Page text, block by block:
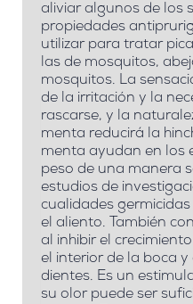
aliviar algunos de los
propiedades
utilizar para tratar
las de mosquitos,
mosquitos. La
de la irritación y la
rascarse, y la
menta reducirá la
menta ayudan en los
peso de una manera
estudios de
cualidades
el aliento. También
al inhibir el
el interior de la boca
dientes. Es un
su olor puede ser